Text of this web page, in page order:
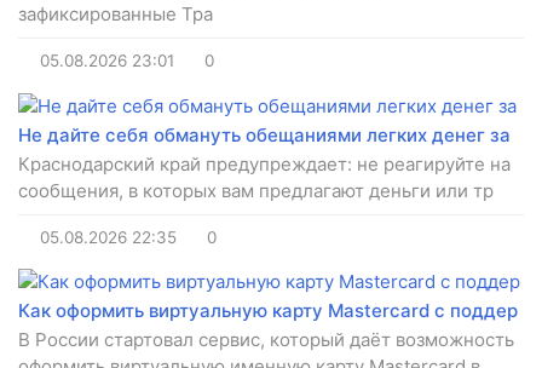
зафиксированные Тра
05.08.2026 23:01 0
Не дайте себя обмануть обещаниями легких денег за
Краснодарский край предупреждает: не реагируйте на
сообщения, в которых вам предлагают деньги или тр
05.08.2026 22:35 0
Как оформить виртуальную карту Mastercard с поддер
В России стартовал сервис, который даёт возможность